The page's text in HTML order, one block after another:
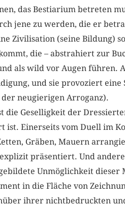
das Bestiarium betreten
jene zu werden, die er
Zivilisation (seine Bildung)
die – abstrahiert zur
als wild vor Augen führen.
und sie provoziert
neugierigen Arroganz).
die Geselligkeit der
ist. Einerseits vom Duell im
Gräben, Mauern
präsentiert. Und
Unmöglichkeit
in die Fläche von
ihrer nichtbedruckten